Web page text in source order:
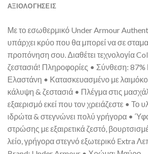
ΑΞΙΟΛΟΓΗΣΕΙΣ
Με το εσωθερμικό Under Armour
υπάρχει κρύο που θα μπορεί να σε
προπόνηση σου. Διαθέτει τεχνολογία
ζεστασιά! Πληροφορίες • Σύνθεση:
Ελαστάνη • Κατασκευασμένο με
κάλυψη & ζεστασιά • Πλέγμα στις
εξαερισμό εκεί που τον χρειάζεστε • Το
ιδρώτα & στεγνώνει πολύ γρήγορα •
στρώσης με εξαιρετικά ζεστό,
λείο, γρήγορα στεγνό εξωτερικό Extra